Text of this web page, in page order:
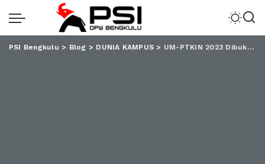
PSI Bengkulu > Blog > DUNIA KAMPUS > UM-PTKIN 2023 Dibuka Besok, Begini Cara Pendaftarannya